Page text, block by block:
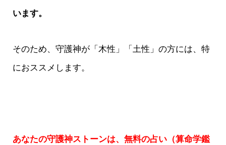
います。
そのため、守護神が「木性」「土性」の方には、特
におススメします。
あなたの守護神ストーンは、無料の占い（算命学鑑